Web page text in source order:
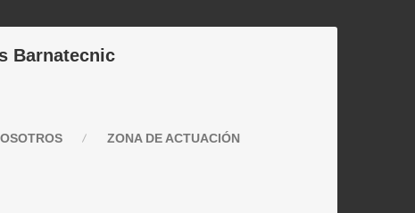
Barnatecnic
ZONADE ACTUACIÓN